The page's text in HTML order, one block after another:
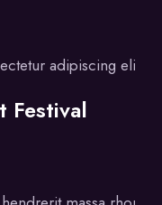
adipiscing elit.
Festival